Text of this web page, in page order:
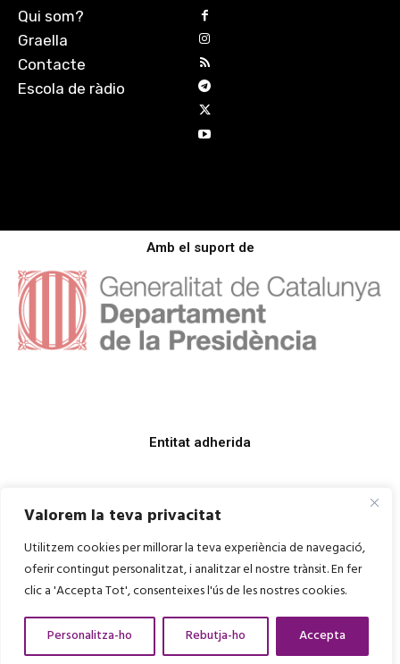
Valorem la teva privacitat
Utilitzem cookies per millorar la teva experiència de navegació,
oferir contingut personalitzat, i analitzar el nostre trànsit. En fer
clic a 'Accepta Tot', consenteixes l'ús de les nostres cookies.
Personalitza-ho Rebutja-ho Accepta
Qui som?
Graella
Contacte
Escola de ràdio
Amb el suport de
Entitat adherida